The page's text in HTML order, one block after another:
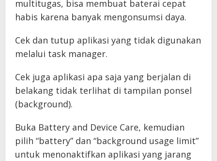
multitugas, bisa membuat baterai cepat
habis karena banyak mengonsumsi daya.
Cek dan tutup aplikasi yang tidak digunakan
melalui task manager.
Cek juga aplikasi apa saja yang berjalan di
belakang tidak terlihat di tampilan ponsel
(background).
Buka Battery and Device Care, kemudian
pilih “battery” dan “background usage limit”
untuk menonaktifkan aplikasi yang jarang